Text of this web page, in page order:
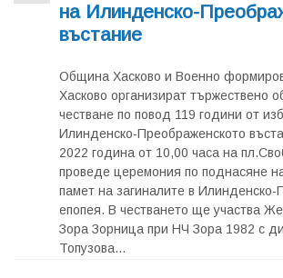
на Илинденско-
въстание
Община Хасково и Военно
Хасково организират тържествено
честване по повод 119 години от
Илинденско-Преображенското
2022 година от 10,00 часа на
проведе церемония по поднасяне
памет на загиналите в Илинденско-
епопея. В честването ще участва
Зора Зорница при НЧ Зора 1982 с
Топузова...